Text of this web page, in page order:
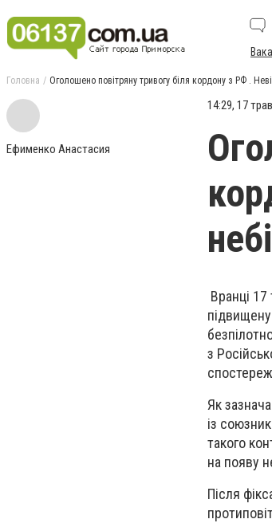
Головна Оголошено повітряну тривогу біля кордону з РФ .
Ефименко Анастасия
14:29, 17
Вранці 17
з
Як
із
такого
на появу
Після